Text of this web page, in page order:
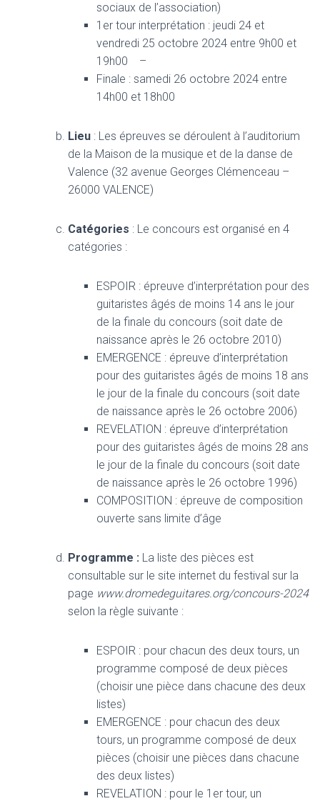
sociaux de l’association)
1er tour interprétation : jeudi 24 et
vendredi 25 octobre 2024 entre 9h00 et
19h00 –
Finale : samedi 26 octobre 2024 entre
14h00 et 18h00
Lieu : Les épreuves se déroulent à l’auditorium
de la Maison de la musique et de la danse de
Valence (32 avenue Georges Clémenceau –
26000 VALENCE)
Catégories : Le concours est organisé en 4
catégories :
ESPOIR : épreuve d’interprétation pour des
guitaristes âgés de moins 14 ans le jour
de la finale du concours (soit date de
naissance après le 26 octobre 2010)
EMERGENCE : épreuve d’interprétation
pour des guitaristes âgés de moins 18 ans
le jour de la finale du concours (soit date
de naissance après le 26 octobre 2006)
REVELATION : épreuve d’interprétation
pour des guitaristes âgés de moins 28 ans
le jour de la finale du concours (soit date
de naissance après le 26 octobre 1996)
COMPOSITION : épreuve de composition
ouverte sans limite d’âge
Programme : La liste des pièces est
consultable sur le site internet du festival sur la
page www.dromedeguitares.org/concours-2024
selon la règle suivante :
ESPOIR : pour chacun des deux tours, un
programme composé de deux pièces
(choisir une pièce dans chacune des deux
listes)
EMERGENCE : pour chacun des deux
tours, un programme composé de deux
pièces (choisir une pièces dans chacune
des deux listes)
REVELATION : pour le 1er tour, un